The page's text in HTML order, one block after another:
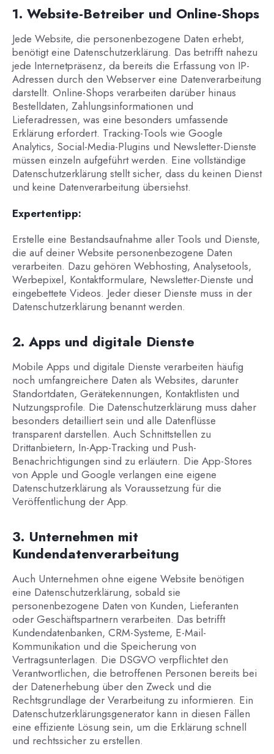
1. Website-Betreiber und Online-Shops
Jede Website, die personenbezogene Daten erhebt,
benötigt eine Datenschutzerklärung. Das betrifft nahezu
jede Internetpräsenz, da bereits die Erfassung von IP-
Adressen durch den Webserver eine Datenverarbeitung
darstellt. Online-Shops verarbeiten darüber hinaus
Bestelldaten, Zahlungsinformationen und
Lieferadressen, was eine besonders umfassende
Erklärung erfordert. Tracking-Tools wie Google
Analytics, Social-Media-Plugins und Newsletter-Dienste
müssen einzeln aufgeführt werden. Eine vollständige
Datenschutzerklärung stellt sicher, dass du keinen Dienst
und keine Datenverarbeitung übersiehst.
Expertentipp:
Erstelle eine Bestandsaufnahme aller Tools und Dienste,
die auf deiner Website personenbezogene Daten
verarbeiten. Dazu gehören Webhosting, Analysetools,
Werbepixel, Kontaktformulare, Newsletter-Dienste und
eingebettete Videos. Jeder dieser Dienste muss in der
Datenschutzerklärung benannt werden.
2. Apps und digitale Dienste
Mobile Apps und digitale Dienste verarbeiten häufig
noch umfangreichere Daten als Websites, darunter
Standortdaten, Gerätekennungen, Kontaktlisten und
Nutzungsprofile. Die Datenschutzerklärung muss daher
besonders detailliert sein und alle Datenflüsse
transparent darstellen. Auch Schnittstellen zu
Drittanbietern, In-App-Tracking und Push-
Benachrichtigungen sind zu erläutern. Die App-Stores
von Apple und Google verlangen eine eigene
Datenschutzerklärung als Voraussetzung für die
Veröffentlichung der App.
3. Unternehmen mit
Kundendatenverarbeitung
Auch Unternehmen ohne eigene Website benötigen
eine Datenschutzerklärung, sobald sie
personenbezogene Daten von Kunden, Lieferanten
oder Geschäftspartnern verarbeiten. Das betrifft
Kundendatenbanken, CRM-Systeme, E-Mail-
Kommunikation und die Speicherung von
Vertragsunterlagen. Die DSGVO verpflichtet den
Verantwortlichen, die betroffenen Personen bereits bei
der Datenerhebung über den Zweck und die
Rechtsgrundlage der Verarbeitung zu informieren. Ein
Datenschutzerklärungsgenerator kann in diesen Fällen
eine effiziente Lösung sein, um die Erklärung schnell
und rechtssicher zu erstellen.